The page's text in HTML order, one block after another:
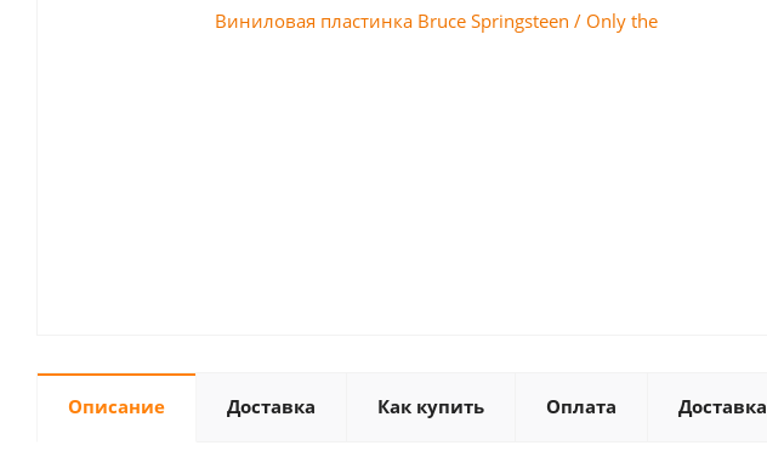
Описание Доставка Как купить Оплата Доставка